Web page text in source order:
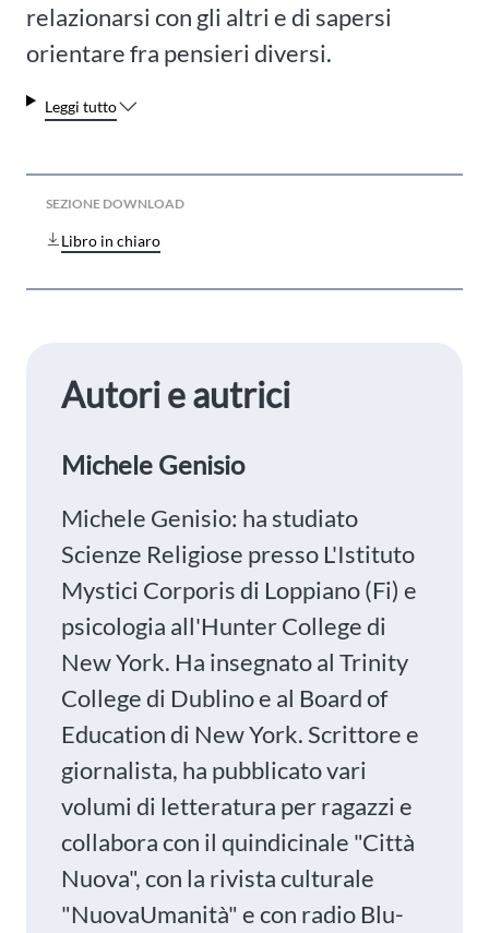
relazionarsi con gli altri e di sapersi
orientare fra pensieri diversi.
Leggi tutto
SEZIONE DOWNLOAD
Libro in chiaro
Autori e autrici
Michele Genisio
Michele Genisio: ha studiato
Scienze Religiose presso L'Istituto
Mystici Corporis di Loppiano (Fi) e
psicologia all'Hunter College di
New York. Ha insegnato al Trinity
College di Dublino e al Board of
Education di New York. Scrittore e
giornalista, ha pubblicato vari
volumi di letteratura per ragazzi e
collabora con il quindicinale "Città
Nuova", con la rivista culturale
"NuovaUmanità" e con radio Blu-